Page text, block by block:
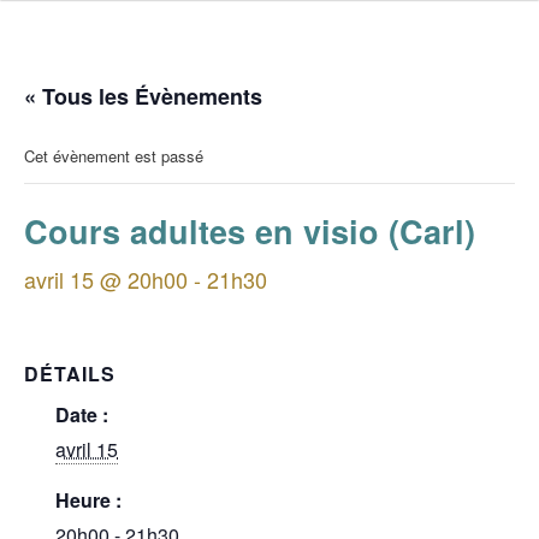
« Tous les Évènements
Cet évènement est passé
Cours adultes en visio (Carl)
avril 15 @ 20h00 - 21h30
DÉTAILS
Date :
avril 15
Heure :